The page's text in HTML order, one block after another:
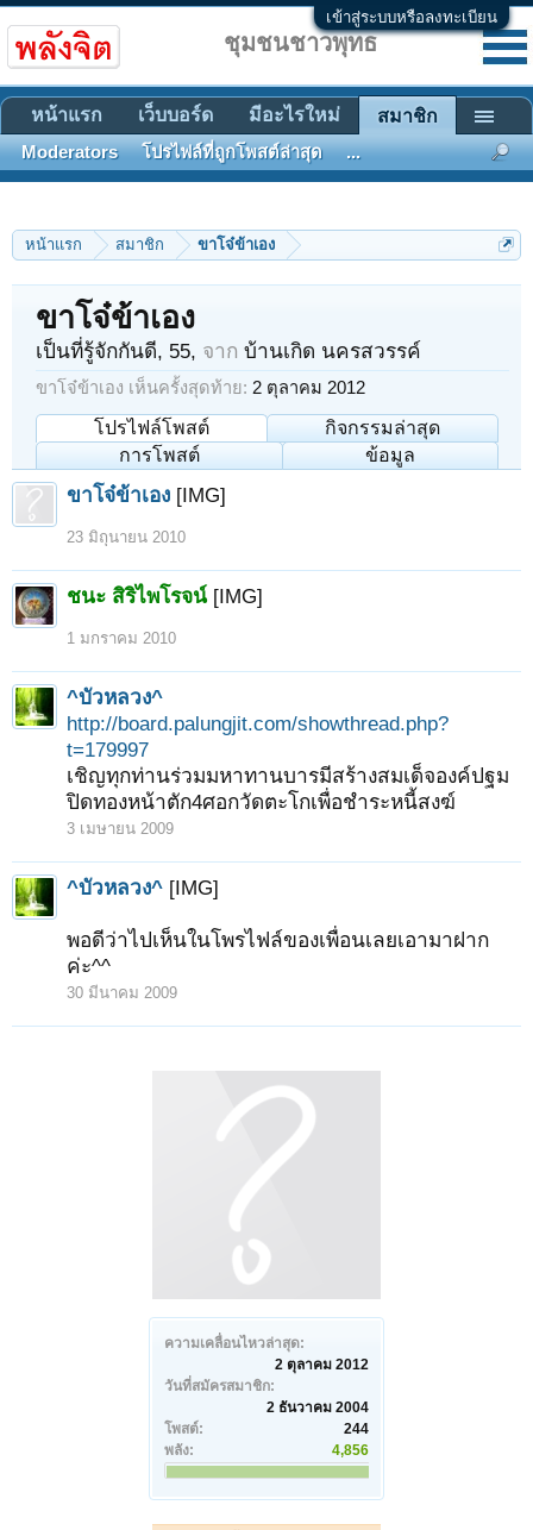
เข้าสู่ระบบหรือลงทะเบียน
หน้าแรก สมาชิก ขาโจ๋ข้าเอง
ความเคลื่อนไหวล่าสุด:
2 ตุลาคม 2012
วันที่สมัครสมาชิก:
2 ธันวาคม 2004
โพสต์:
244
พลัง:
4,856
ขาโจ๋ข้าเอง
เป็นที่รู้จักกันดี, 55, จาก บ้านเกิด นครสวรรค์
ขาโจ๋ข้าเอง เห็นครั้งสุดท้าย: 2 ตุลาคม 2012
โปรไฟล์โพสต์
กิจกรรมล่าสุด
การโพสต์
ข้อมูล
ขาโจ๋ข้าเอง [IMG]
23 มิถุนายน 2010
ชนะ สิริไพโรจน์ [IMG]
1 มกราคม 2010
^บัวหลวง^
http://board.palungjit.com/showthread.php?
t=179997
เชิญทุกท่านร่วมมหาทานบารมีสร้างสมเด็จองค์ปฐม
ปิดทองหน้าตัก4ศอกวัดตะโกเพื่อชำระหนี้สงฆ์
3 เมษายน 2009
^บัวหลวง^ [IMG]
พอดีว่าไปเห็นในโพรไฟล์ของเพื่อนเลยเอามาฝาก
ค่ะ^^
30 มีนาคม 2009
ชุมชนชาวพุทธ
หน้าแรก เว็บบอร์ด มีอะไรใหม่ สมาชิก
Moderators โปรไฟล์ที่ถูกโพสต์ล่าสุด ...